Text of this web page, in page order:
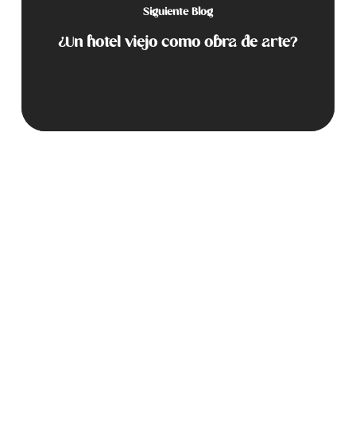
Siguiente Blog
¿Un hotel viejo como obra de arte?